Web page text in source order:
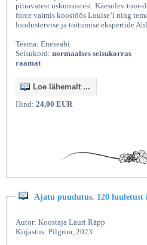
piiravatest uskumustest. Käesolev tour-
force valmis koostöös Louise’i ning
loodustervise ja toitumise ekspertide
Teema: Eneseabi
Seisukord: normaalses seisukorras
raamat
Loe lähemalt ...
Hind: 24,00 EUR
Ajatu puudutus. 120 luuletust
Autor: Koostaja Lauri Räpp
Kirjastus: Pilgrim, 2023